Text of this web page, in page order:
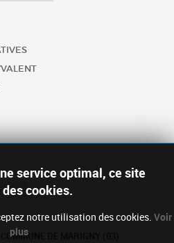
service optimal, ce site
cookies.
notre utilisation des cookies. Voir
plus
COMMUNE DE MARIGNY (03)